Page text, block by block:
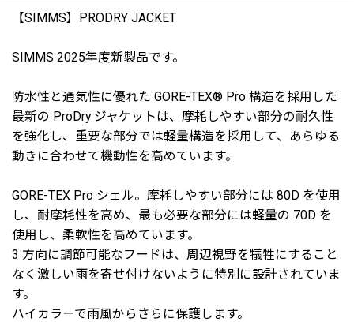
【SIMMS】PRODRY JACKET
SIMMS 2025年度新製品です。
防水性と通気性に優れた GORE-TEX® Pro 構造を採用した
最新の ProDry ジャケットは、摩耗しやすい部分の耐久性
を強化し、重要な部分では軽量構造を採用して、あらゆる
動きに合わせて機動性を高めています。
GORE-TEX Pro シェル。摩耗しやすい部分には 80D を使用
し、耐摩耗性を高め、最も必要な部分には軽量の 70D を
使用し、柔軟性を高めています。
3 方向に調節可能なフードは、周辺視野を犠牲にすること
なく激しい雨を寄せ付けないように特別に設計されていま
す。
ハイカラーで雨風からさらに保護します。